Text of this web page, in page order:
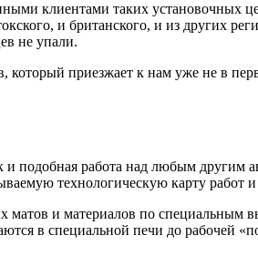
клиентами таких
и британского, и из других
не упали.
который приезжает к нам уже не в
подобная работа над любым
технологическую карту работ и
и материалов по специальным
в специальной печи до рабочей